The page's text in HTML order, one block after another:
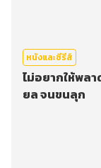
หนังและซีรีส์
ไม่อยากให้พล
ยล จนขนลุก